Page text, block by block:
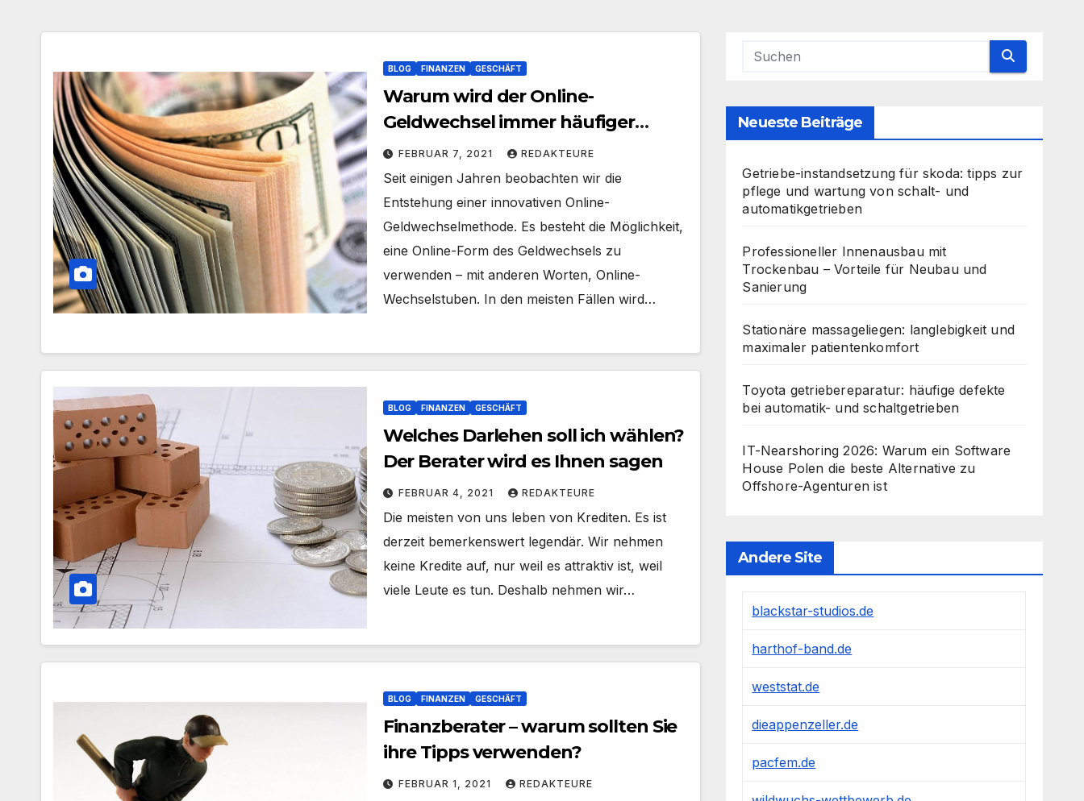
BLOG FINANZEN GESCHÄFT
Warum wird der Online-
Geldwechsel immer häufiger
gewählt?
FEBRUAR 7, 2021 REDAKTEURE
Seit einigen Jahren beobachten wir die
Entstehung einer innovativen Online-
Geldwechselmethode. Es besteht die Möglichkeit,
eine Online-Form des Geldwechsels zu
verwenden – mit anderen Worten, Online-
Wechselstuben. In den meisten Fällen wird…
BLOG FINANZEN GESCHÄFT
Welches Darlehen soll ich wählen?
Der Berater wird es Ihnen sagen
FEBRUAR 4, 2021 REDAKTEURE
Die meisten von uns leben von Krediten. Es ist
derzeit bemerkenswert legendär. Wir nehmen
keine Kredite auf, nur weil es attraktiv ist, weil
viele Leute es tun. Deshalb nehmen wir…
BLOG FINANZEN GESCHÄFT
Finanzberater – warum sollten Sie
ihre Tipps verwenden?
FEBRUAR 1, 2021 REDAKTEURE
Neueste Beiträge
Getriebe-instandsetzung für skoda: tipps zur
pflege und wartung von schalt- und
automatikgetrieben
Professioneller Innenausbau mit
Trockenbau – Vorteile für Neubau und
Sanierung
Stationäre massageliegen: langlebigkeit und
maximaler patientenkomfort
Toyota getriebereparatur: häufige defekte
bei automatik- und schaltgetrieben
IT-Nearshoring 2026: Warum ein Software
House Polen die beste Alternative zu
Offshore-Agenturen ist
Andere Site
blackstar-studios.de
harthof-band.de
weststat.de
dieappenzeller.de
pacfem.de